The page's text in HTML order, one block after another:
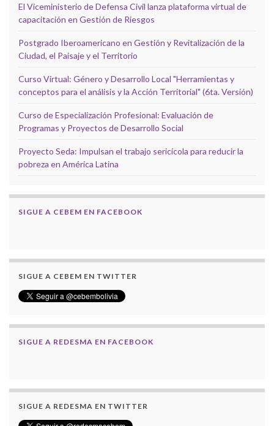
El Viceministerio de Defensa Civil lanza plataforma virtual de
capacitación en Gestión de Riesgos
Postgrado Iberoamericano en Gestión y Revitalización de la
Ciudad, el Paisaje y el Territorio
Curso Virtual: Género y Desarrollo Local "Herramientas y
conceptos para el análisis y la Acción Territorial" (6ta. Versión)
Curso de Especialización Profesional: Evaluación de
Programas y Proyectos de Desarrollo Social
Proyecto Seda: Impulsan el trabajo sericícola para reducir la
pobreza en América Latina
SIGUE A CEBEM EN FACEBOOK
SIGUE A CEBEM EN TWITTER
SIGUE A REDESMA EN FACEBOOK
SIGUE A REDESMA EN TWITTER